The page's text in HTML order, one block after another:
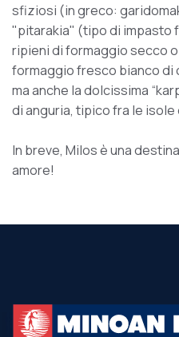
sfiziosi (in greco:
"pitarakia" (tipo di impasto
ripieni di formaggio secco
formaggio fresco bianco di
ma anche la dolcissima
di anguria, tipico fra le
In breve, Milos è una
amore!